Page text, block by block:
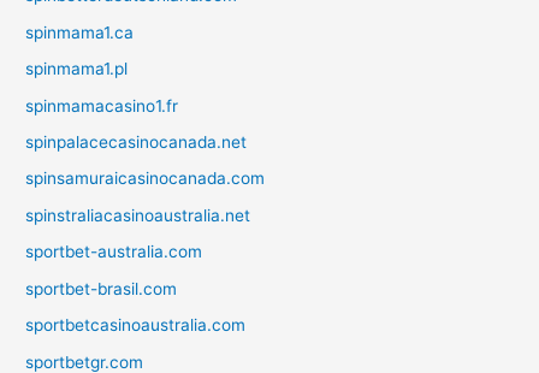
spinmama1.ca
spinmama1.pl
spinmamacasino1.fr
spinpalacecasinocanada.net
spinsamuraicasinocanada.com
spinstraliacasinoaustralia.net
sportbet-australia.com
sportbet-brasil.com
sportbetcasinoaustralia.com
sportbetgr.com